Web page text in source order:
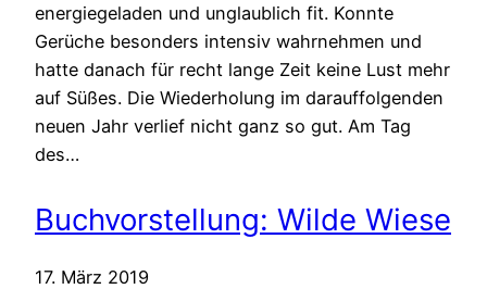
energiegeladen und unglaublich fit. Konnte
Gerüche besonders intensiv wahrnehmen und
hatte danach für recht lange Zeit keine Lust mehr
auf Süßes. Die Wiederholung im darauffolgenden
neuen Jahr verlief nicht ganz so gut. Am Tag
des…
Buchvorstellung: Wilde Wiese
17. März 2019